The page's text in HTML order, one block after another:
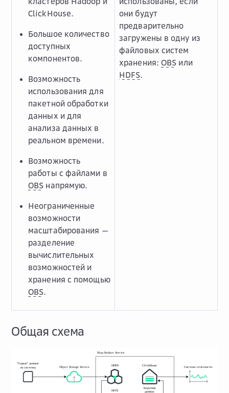
ClickHouse.
Большое количество
доступных
компонентов.
Возможность
использования для
пакетной обработки
данных и для
анализа данных в
реальном времени.
Возможность
работы с файлами в
OBS напрямую.
Неограниченные
возможности
масштабирования —
разделение
вычислительных
возможностей и
хранения с помощью
OBS.
они будут
предварительно
загружены в одну из
файловых систем
хранения: OBS или
HDFS.
Общая схема